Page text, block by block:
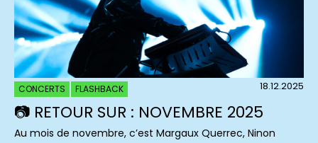
CONCERTS FLASHBACK 18.12.2025
📷 RETOUR SUR : NOVEMBRE 2025
Au mois de novembre, c’est Margaux Querrec, Ninon